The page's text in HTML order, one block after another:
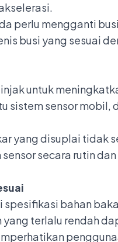
perlu mengganti
busi yang sesuai
untuk
sistem sensor
yang disuplai tidak
secara rutin
bahan
terlalu rendah